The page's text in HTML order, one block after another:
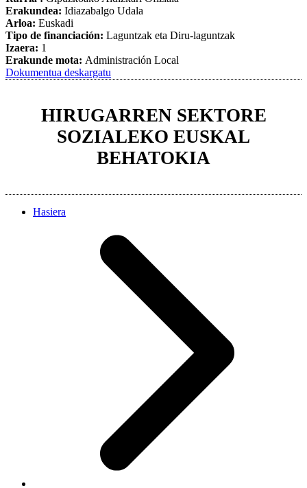
Erakundea: Idiazabalgo Udala
Arloa: Euskadi
Tipo de financiación: Laguntzak eta Diru-laguntzak
Izaera: 1
Erakunde mota: Administración Local
Dokumentua deskargatu
HIRUGARREN SEKTORE
SOZIALEKO EUSKAL
BEHATOKIA
Hasiera